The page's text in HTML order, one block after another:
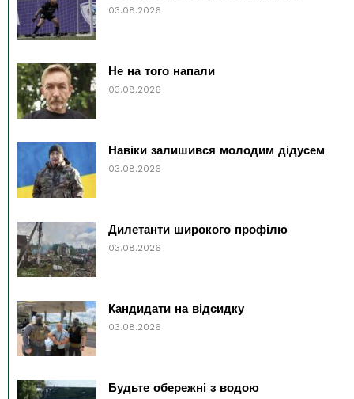
03.08.2026
Не на того напали
03.08.2026
Навіки залишився молодим дідусем
03.08.2026
Дилетанти широкого профілю
03.08.2026
Кандидати на відсидку
03.08.2026
Будьте обережні з водою